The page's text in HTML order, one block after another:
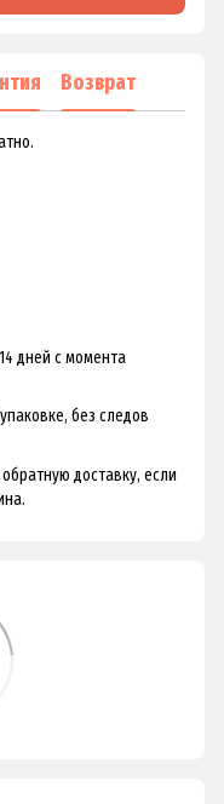
Возврат
дней с момента
без следов
доставку, если